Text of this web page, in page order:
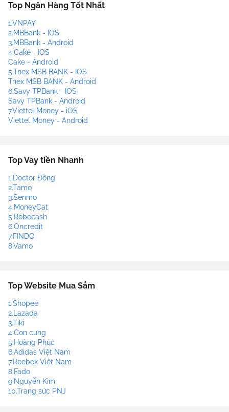
Top Ngân Hàng Tốt Nhất
1.VNPAY
2.MBBank - IOS
3.MBBank - Android
4.Cake - IOS
Cake - Android
5.Tnex MSB BANK - IOS
Tnex MSB BANK - Android
6.Savy TPBank - IOS
Savy TPBank - Android
7.Viettel Money - iOS
Viettel Money - Android
Top Vay tiền Nhanh
1.Doctor Đồng
2.Tamo
3.Senmo
4.MoneyCat
5.Robocash
6.Oncredit
7.FINDO
8.Vamo
Top Website Mua Sắm
1.Shopee
2.Lazada
3.Tiki
4.Con cưng
5.Hoàng Phúc
6.Adidas Việt Nam
7.Reebok Việt Nam
8.Fado
9.Nguyễn Kim
10.Trang sức PNJ